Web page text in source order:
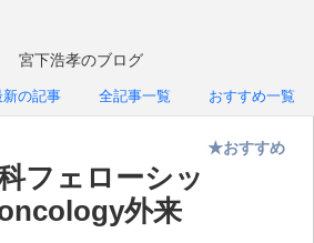
宮下浩孝のブログ
新の記事 全記事一覧 おすすめ一覧
フェローシッ
外来
★おすすめ